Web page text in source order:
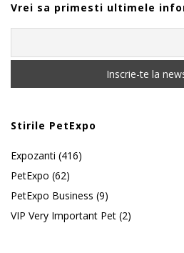
Vrei sa primesti ultimele
Stirile PetExpo
Expozanti (416)
PetExpo (62)
PetExpo Business (9)
VIP Very Important Pet (2)